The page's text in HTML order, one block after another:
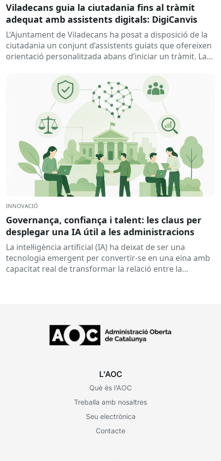
Viladecans guia la ciutadania fins al tràmit
adequat amb assistents digitals: DigiCanvis
L’Ajuntament de Viladecans ha posat a disposició de la
ciutadania un conjunt d’assistents guiats que ofereixen
orientació personalitzada abans d’iniciar un tràmit. La
INNOVACIÓ
Governança, confiança i talent: les claus per
desplegar una IA útil a les administracions
La intel·ligència artificial (IA) ha deixat de ser una
tecnologia emergent per convertir-se en una eina amb
capacitat real de transformar la relació entre la
L'AOC
Què és l’AOC
Treballa amb nosaltres
Seu electrònica
Contacte